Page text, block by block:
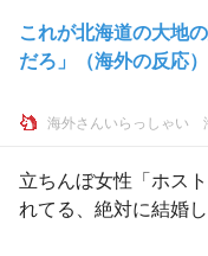
これが北海道の大地
だろ」（海外の反応）
海外さんいらっしゃい
立ちんぼ女性「ホス
れてる、絶対に結婚し